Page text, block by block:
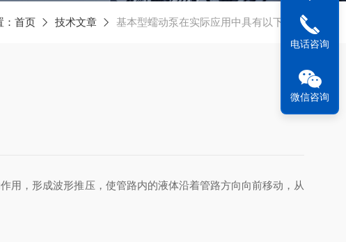
首页 技术文章 基本型蠕动泵在实际应用中具有以下优点
用，形成波形推压，使管路内的液体沿着管路方向向前移动，从
电话咨询
微信咨询